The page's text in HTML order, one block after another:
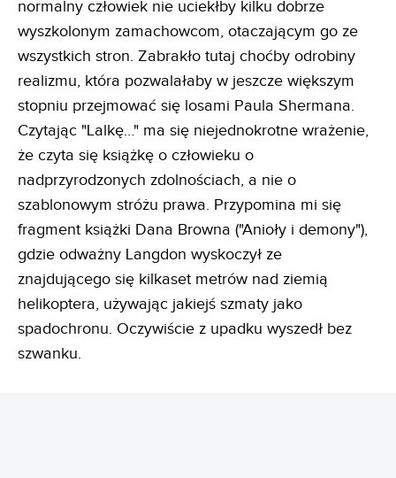
normalny człowiek nie uciekłby kilku dobrze
wyszkolonym zamachowcom, otaczającym go ze
wszystkich stron. Zabrakło tutaj choćby odrobiny
realizmu, która pozwalałaby w jeszcze większym
stopniu przejmować się losami Paula Shermana.
Czytając "Lalkę…" ma się niejednokrotne wrażenie,
że czyta się książkę o człowieku o
nadprzyrodzonych zdolnościach, a nie o
szablonowym stróżu prawa. Przypomina mi się
fragment książki Dana Browna ("Anioły i demony"),
gdzie odważny Langdon wyskoczył ze
znajdującego się kilkaset metrów nad ziemią
helikoptera, używając jakiejś szmaty jako
spadochronu. Oczywiście z upadku wyszedł bez
szwanku.